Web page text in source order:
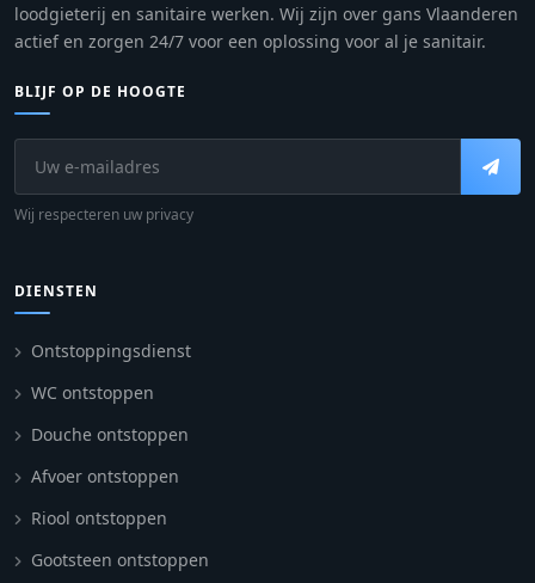
loodgieterij en sanitaire werken. Wij zijn over gans Vlaanderen
actief en zorgen 24/7 voor een oplossing voor al je sanitair.
BLIJF OP DE HOOGTE
Wij respecteren uw privacy
DIENSTEN
Ontstoppingsdienst
WC ontstoppen
Douche ontstoppen
Afvoer ontstoppen
Riool ontstoppen
Gootsteen ontstoppen